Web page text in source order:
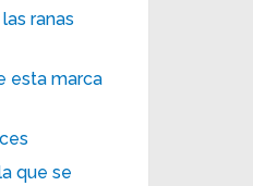
ranas
esta marca
que se